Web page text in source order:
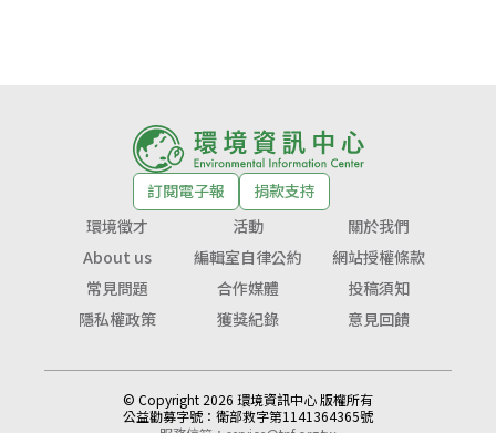
訂閱電子報
捐款支持
環境徵才
活動
關於我們
About us
編輯室自律公約
網站授權條款
常見問題
合作媒體
投稿須知
隱私權政策
獲獎紀錄 意見回饋
© Copyright 2026 環境資訊中心 版權所有
公益勸募字號： 衛部救字第1141364365號